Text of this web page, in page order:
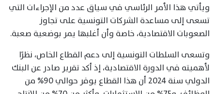
ويأتي هذا الأمر الرئاسي في سياق عدد من الإجراءات التي
تسعى إلى مساعدة الشركات التونسية على تجاوز
الصعوبات الاقتصادية، خاصة وأن أغلبها يمر بوضعية صعبة.
وتسعى السلطات التونسية إلى دعم القطاع الخاص، نظرًا
لأهميته في الدورة الاقتصادية، إذ أكد تقرير صادر عن البنك
الدولي سنة 2024 أن هذا القطاع يوفر حوالي 90% من